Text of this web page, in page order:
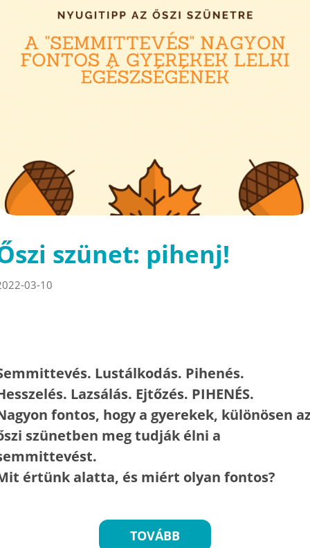
szünet: pihenj!
03-10
Lustálkodás. Pihenés.
Lazsálás. Ejtőzés. PIHENÉS.
fontos, hogy a gyerekek, különösen
szünetben meg tudják élni a
értünk alatta, és miért olyan fontos?
TOVÁBB